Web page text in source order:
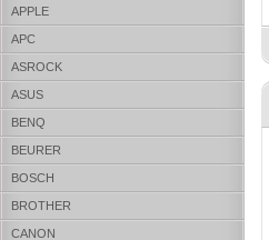
APPLE
APC
ASROCK
ASUS
BENQ
BEURER
BOSCH
BROTHER
CANON